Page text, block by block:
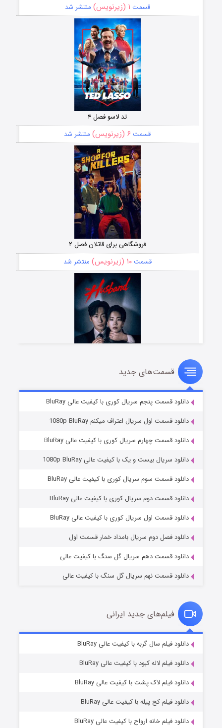
قسمت ۱ (زیرنویس) منتشر شد
تد لاسو فصل ۴
قسمت ۶ (زیرنویس) منتشر شد
فروشگاهی برای قاتلان فصل ۲
قسمت۱۰ (زیرنویس) منتشر شد
قسمت۸ (زیرنویس) منتشر شد
عملیات آپارتمان
قسمت۲ (زیرنویس) منتشر شد
قسمت۲ (زیرنویس) منتشر شد
قسمت‌های جدید
دانلود قسمت پنجم سریال کوری با کیفیت عالی BluRay
دانلود قسمت اول سریال اعتراف میکنم 1080p BluRay
دانلود قسمت چهارم سریال کوری با کیفیت عالی BluRay
دانلود سریال بیست و یک با کیفیت عالی 1080p BluRay
دانلود قسمت سوم سریال کوری با کیفیت عالی BluRay
دانلود قسمت دوم سریال کوری با کیفیت عالی BluRay
دانلود قسمت اول سریال کوری با کیفیت عالی BluRay
دانلود فصل دوم سریال بامداد خمار قسمت اول
دانلود قسمت دهم سریال گل سنگ با کیفیت عالی
دانلود قسمت نهم سریال گل سنگ با کیفیت عالی
فیلم‌های جدید ایرانی
دانلود فیلم سال گربه با کیفیت عالی BluRay
دانلود فیلم لاله کبود با کیفیت عالی BluRay
دانلود فیلم لاک پشت با کیفیت عالی BluRay
دانلود فیلم کج‌ پیله با کیفیت عالی BluRay
دانلود فیلم خانه ارواح با کیفیت عالی BluRay